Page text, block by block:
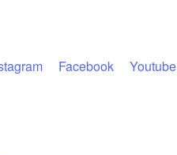
Facebook Youtube